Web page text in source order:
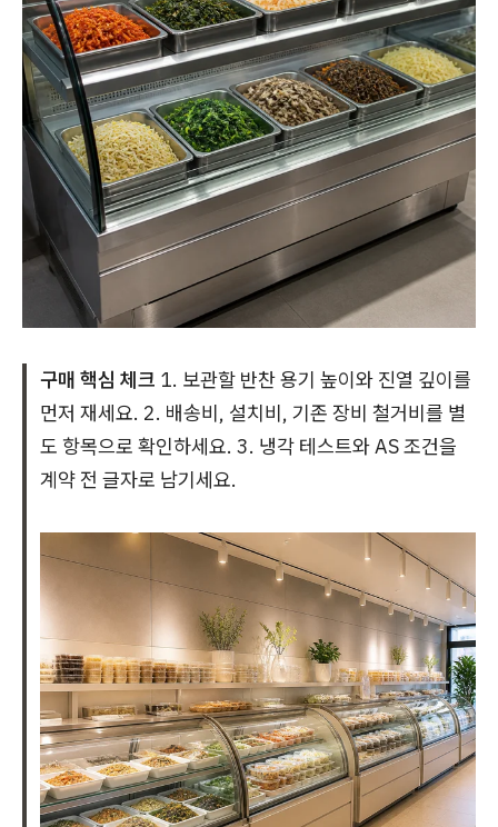
구매 핵심 체크 1. 보관할 반찬 용기 높이와 진열 깊이를
먼저 재세요. 2. 배송비, 설치비, 기존 장비 철거비를 별
도 항목으로 확인하세요. 3. 냉각 테스트와 AS 조건을
계약 전 글자로 남기세요.